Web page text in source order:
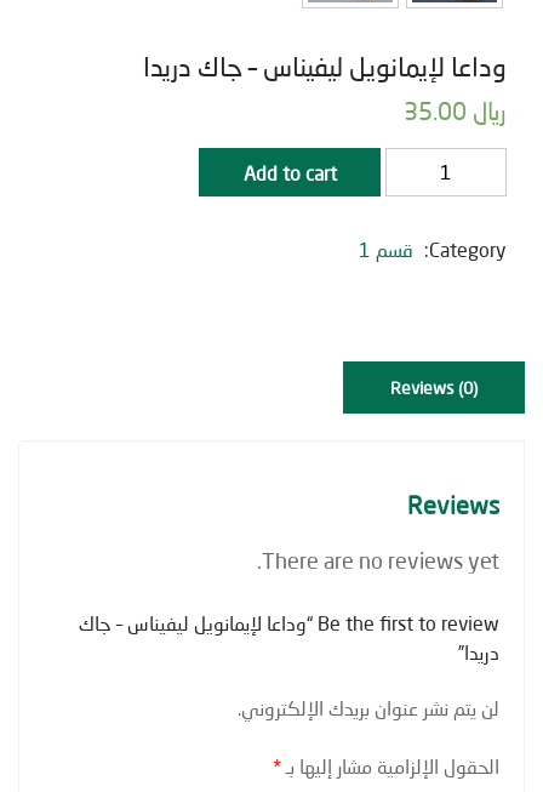
وداعا لإيمانويل ليفيناس – جاك دريدا
ريال 35.00
لإيمانويل
-
Add to cart
Category: قسم 1
Reviews (0)
Reviews
There are no reviews yet.
Be the first to review “وداعا لإيمانويل ليفيناس – جاك
دريدا”
لن يتم نشر عنوان بريدك الإلكتروني.
الحقول الإلزامية مشار إليها بـ *